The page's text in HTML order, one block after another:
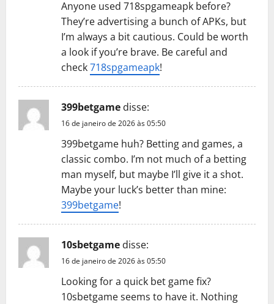
Anyone used 718spgameapk before?
They’re advertising a bunch of APKs, but
I’m always a bit cautious. Could be worth
a look if you’re brave. Be careful and
check718spgameapk!
399betgame disse:
16 de janeiro de 2026 às 05:50
399betgame huh? Betting and games, a
classic combo. I’m not much of a betting
man myself, but maybe I’ll give it a shot.
Maybe your luck’s better than mine:
399betgame!
10sbetgame disse:
16 de janeiro de 2026 às 05:50
Looking for a quick bet game fix?
10sbetgame seems to have it. Nothing